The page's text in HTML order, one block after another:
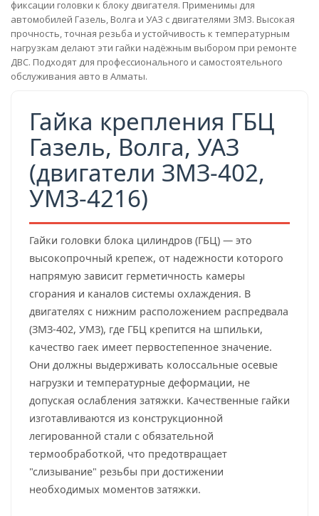
фиксации головки к блоку двигателя. Применимы для
автомобилей Газель, Волга и УАЗ с двигателями ЗМЗ. Высокая
прочность, точная резьба и устойчивость к температурным
нагрузкам делают эти гайки надёжным выбором при ремонте
ДВС. Подходят для профессионального и самостоятельного
обслуживания авто в Алматы.
Гайка крепления ГБЦ
Газель, Волга, УАЗ
(двигатели ЗМЗ-402,
УМЗ-4216)
Гайки головки блока цилиндров (ГБЦ) — это
высокопрочный крепеж, от надежности которого
напрямую зависит герметичность камеры
сгорания и каналов системы охлаждения. В
двигателях с нижним расположением распредвала
(ЗМЗ-402, УМЗ), где ГБЦ крепится на шпильки,
качество гаек имеет первостепенное значение.
Они должны выдерживать колоссальные осевые
нагрузки и температурные деформации, не
допуская ослабления затяжки. Качественные гайки
изготавливаются из конструкционной
легированной стали с обязательной
термообработкой, что предотвращает
"слизывание" резьбы при достижении
необходимых моментов затяжки.